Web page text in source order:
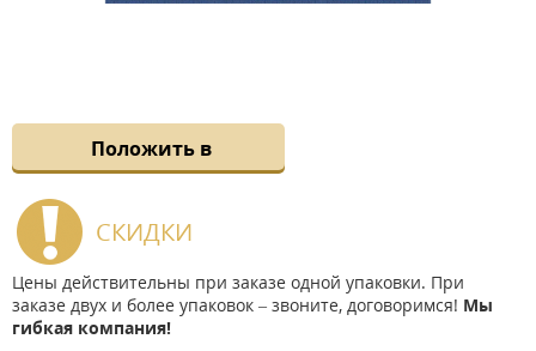
Положить в
СКИДКИ
Цены действительны при заказе одной упаковки. При
заказе двух и более упаковок – звоните, договоримся! Мы
гибкая компания!